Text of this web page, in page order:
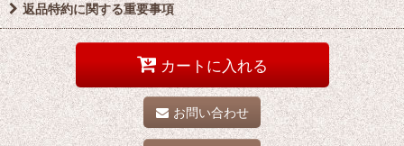
返品特約に関する重要事項
カートに入れる
お問い合わせ